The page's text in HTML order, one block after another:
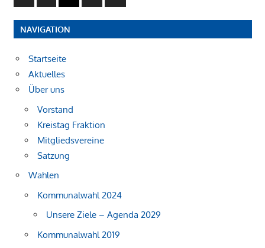
der
Beiträge
Beiträge
Beiträge
NAVIGATION
Startseite
Aktuelles
Über uns
Vorstand
Kreistag Fraktion
Mitgliedsvereine
Satzung
Wahlen
Kommunalwahl 2024
Unsere Ziele – Agenda 2029
Kommunalwahl 2019